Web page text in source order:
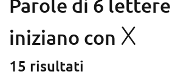
Parole di 6 lettere
iniziano con X
15 risultati